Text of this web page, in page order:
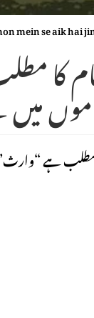
mein se aik hai
اللہ کے ان 99 ناموں میں